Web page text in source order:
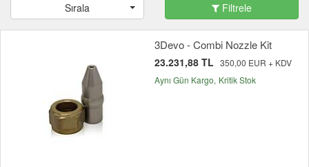
Sırala Filtrele
3Devo - Combi Nozzle Kit
23.231,88 TL 350,00 EUR + KDV
Aynı Gün Kargo Kritik Stok